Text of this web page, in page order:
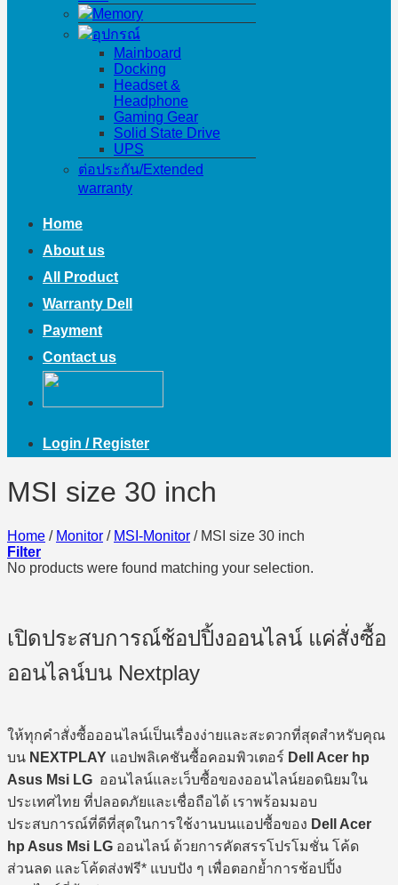
Memory
อุปกรณ์
Mainboard
Docking
Headset &
Headphone
Gaming Gear
Solid State Drive
UPS
ต่อประกัน/Extended
warranty
Home
About us
All Product
Warranty Dell
Payment
Contact us
Login / Register
MSI size 30 inch
Home / Monitor / MSI-Monitor /MSI size 30 inch
Filter
No products were found matching your selection.
เปิดประสบการณ์ช้อปปิ้งออนไลน์ แค่สั่งซื้อ
ออนไลน์บน Nextplay
ให้ทุกคำสั่งซื้อออนไลน์เป็นเรื่องง่ายและสะดวกที่สุดสำหรับคุณ
บน NEXTPLAY แอปพลิเคชันซื้อคอมพิวเตอร์ Dell Acer hp
Asus Msi LG ออนไลน์และเว็บซื้อของออนไลน์ยอดนิยมใน
ประเทศไทย ที่ปลอดภัยและเชื่อถือได้ เราพร้อมมอบ
ประสบการณ์ที่ดีที่สุดในการใช้งานบนแอปซื้อของ Dell Acer
hp Asus Msi LG ออนไลน์ ด้วยการคัดสรรโปรโมชั่น โค้ด
ส่วนลด และโค้ดส่งฟรี* แบบปัง ๆ เพื่อตอกย้ำการช้อปปิ้ง